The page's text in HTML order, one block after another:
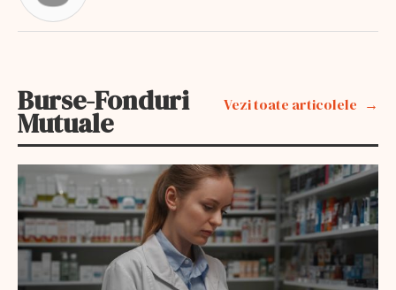
Burse-Fonduri
Mutuale
Vezi toate articolele